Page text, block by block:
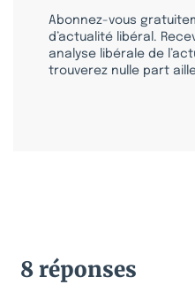
Abonnez-vous
d’actualité libéral.
analyse libérale de
trouverez nulle part
8 réponses